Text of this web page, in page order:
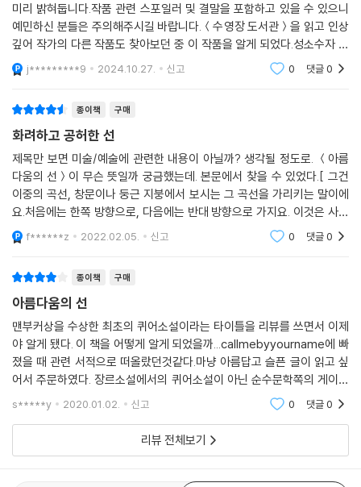
혀 준비가 안된 상태이기도 했다.(60면)
1986년, 역시 남몰래 동경해온 옥스퍼드 동창이자 레바논계 백만장자의
아들 와니와 연인이 된 닉은 방탕하고 호화로운 생활을 즐긴다. 코카인, 스
그늘을 드리우기 시작한다.
이제 닉은 속도를 내서 그곳을 돌았고, 그런 그를 올려다보는 젊은이들의
시선을 느끼며 부릉대는 작은 차를 탄 채 금의환향의 기분을 즐겼다. 섹스
와 자기 지분과 직함과 마약이라는 성취가 그의 뒤에서 긴 스카프처럼 휘
날리는 것 같았다. 아니, 그것은 진정한 우월함이어서 거의 외롭다고 할 만
한 것, 이 시골 청년들은 상상도 할 수 없는, 그러므로 그들이 부러워할 수
조차 없는 쾌락과 특권의 세계였다.(388면)
소설은 1983, 1986, 1987년의 총 세개 장에서 “흔해빠진 부모의 흔해빠
진 아들”인 게이 청년 닉과 대처 시대의 전형과도 같은 페든 가족 사이에서
유지되는 내밀한 긴장을 축으로 영국 상류층의 위선과 모순, 닉과 주변 동
성애자들의 현실적인 삶, 1980년대에 부상한 에이즈 위기 등을 세밀하게
다룬다. 영국 공영방송 BBC에서 3부작 미니시리즈로 제작되기도 했다.
완전한 국외자도 내부자도 아니 제3의 시선으로
예민하게 포착한 대처 시대의 초상
닉이 페든가 저택에 들어가는 눈부신 여름날에서 시작해 그곳을 나오는 스
걸출한 소설. (…) 홀링허스트는 우아한 문장들을 써내는 데 실패하는 법이
없으며, 그의 문체와 품위 있게 신랄한 유머는 독자들을 소란했던 시대로
란하며 우회적인 시도.
- [타임스]
홀링허스트는 자신이 앤서니 파월 이후로 특권적 사회계층의 가장 날카로
운 관찰자라는 사실을 증명했다. 상류사회 특권층의 관점을 차용하면서도
자와 빈자―환기하는 넓은 시야를 보여준다.
대처 시대의 영국에 관한 작품 중 가장 웃긴 소설, 또한 가장 비극적으로 슬
픈 소설.
- [파이낸셜 타임스]
홀링허스트의 글쓰기는 명확하고, 차분한 감정적 과묵함의 영역 안에서 무
리하지 않는 특징이 있다. (…) 슬픔과 기쁨의 풍부한 리듬과 함께 언제나
스타일리시하고 안정적이다.
미리 밝혀둡니다.작품 관련 스포일러 및 결말을 포함하고 있을 수 있으니
예민하신 분들은 주의해주시길 바랍니다.＜수영장 도서관＞을 읽고 인상
깊어 작가의 다른 작품도 찾아보던 중 이 작품을 알게 되었다.성소수자 인
식에 대해 많은 생각을 안겨준 작품 같다.
j*********9 2024.10.27. 신고 0 댓글0
종이책 구매
화려하고 공허한 선
제목만 보면 미술/예술에 관련한 내용이 아닐까? 생각될 정도로. ＜아름
다움의 선＞이 무슨 뜻일까 궁금했는데. 본문에서 찾을 수 있었다.[ 그건
이중의 곡선, 창문이나 둥근 지붕에서 보시는 그 곡선을 가리키는 말이에
요.처음에는 한쪽 방향으로, 다음에는 반대 방향으로 가지요. 이것은 사실
중동에 기원을 두고 있고14세기 이후 영국 건축에서 나타납니다. 호가스
가 말한 '아름다움
f******z 2022.02.05. 신고 0 댓글0
종이책 구매
아름다움의 선
맨부커상을 수상한 최초의 퀴어소설이라는 타이틀을 리뷰를 쓰면서 이제
야 알게 됐다. 이 책을 어떻게 알게 되었을까...callmebyyourname에 빠
졌을 때 관련 서적으로 떠올랐던것같다.마냥 아름답고 슬픈 글이 읽고 싶
어서 주문하였다. 장르소설에서의 퀴어소설이 아닌 순수문학쪽의 게이문
학은 결말이 참 슬프다.내내 아름답고 사랑스럽고 애틋하다가... 그렇게 슬
픔이 돼버린다.
s*****y 2020.01.02. 신고 0 댓글0
리뷰 전체보기